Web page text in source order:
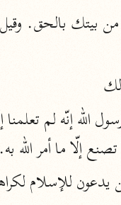
والسيوطي (٨٦٤، ٩١١ هـ)
نحو مجلد
جامع البيان
الإيجي (٩٠٥ هـ)
نحو ٣ مجلدات
إلّا ما أمر الله به.